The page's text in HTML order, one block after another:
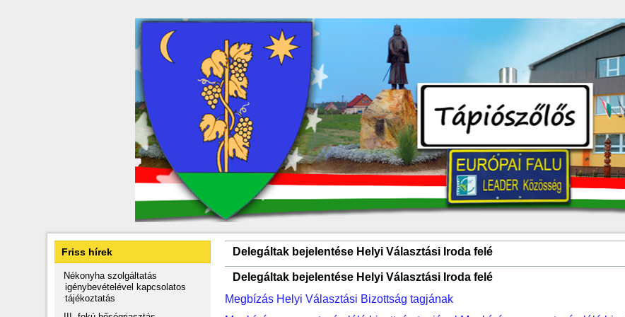
Friss hírek
Nékonyha szolgáltatás
igénybevételével kapcsolatos
tájékoztatás
Delegáltak bejelentése Helyi Választási Iroda felé
Delegáltak bejelentése Helyi Választási Iroda felé
Megbízás Helyi Választási Bizottság tagjának